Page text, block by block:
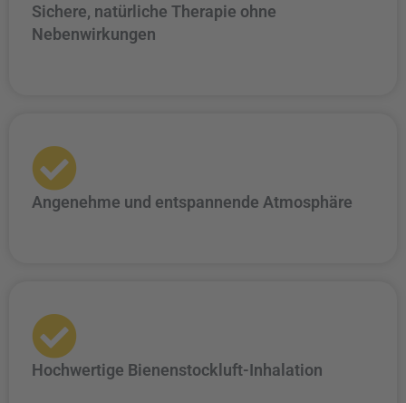
Sichere, natürliche Therapie ohne
Nebenwirkungen
Angenehme und entspannende Atmosphäre
Hochwertige Bienenstockluft-Inhalation